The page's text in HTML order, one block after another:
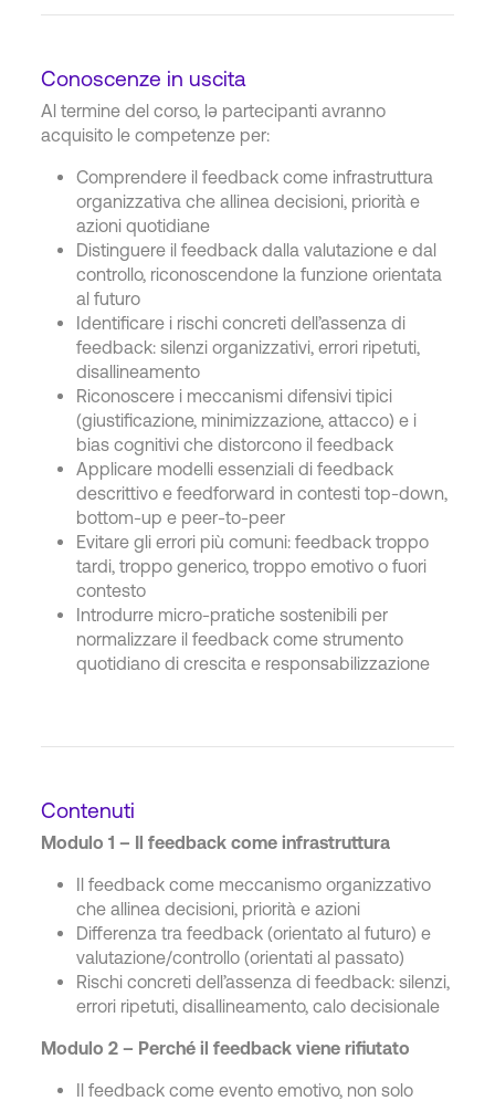
Conoscenze in uscita
Al termine del corso, lə partecipanti avranno
acquisito le competenze per:
Comprendere il feedback come infrastruttura
organizzativa che allinea decisioni, priorità e
azioni quotidiane
Distinguere il feedback dalla valutazione e dal
controllo, riconoscendone la funzione orientata
al futuro
Identificare i rischi concreti dell’assenza di
feedback: silenzi organizzativi, errori ripetuti,
disallineamento
Riconoscere i meccanismi difensivi tipici
(giustificazione, minimizzazione, attacco) e i
bias cognitivi che distorcono il feedback
Applicare modelli essenziali di feedback
descrittivo e feedforward in contesti top-down,
bottom-up e peer-to-peer
Evitare gli errori più comuni: feedback troppo
tardi, troppo generico, troppo emotivo o fuori
contesto
Introdurre micro-pratiche sostenibili per
normalizzare il feedback come strumento
quotidiano di crescita e responsabilizzazione
Contenuti
Modulo 1 – Il feedback come infrastruttura
Il feedback come meccanismo organizzativo
che allinea decisioni, priorità e azioni
Differenza tra feedback (orientato al futuro) e
valutazione/controllo (orientati al passato)
Rischi concreti dell’assenza di feedback: silenzi,
errori ripetuti, disallineamento, calo decisionale
Modulo 2 – Perché il feedback viene rifiutato
Il feedback come evento emotivo, non solo